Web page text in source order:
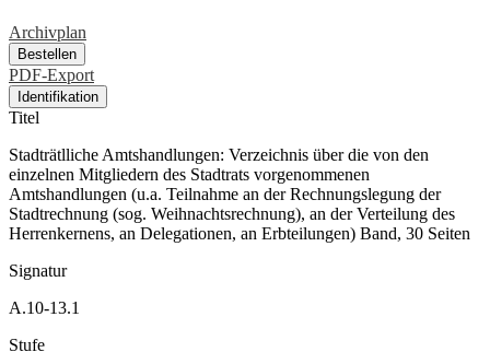
Archivplan
Bestellen
PDF-Export
Identifikation
Titel
Stadträtlliche Amtshandlungen: Verzeichnis über die von den
einzelnen Mitgliedern des Stadtrats vorgenommenen
Amtshandlungen (u.a. Teilnahme an der Rechnungslegung der
Stadtrechnung (sog. Weihnachtsrechnung), an der Verteilung des
Herrenkernens, an Delegationen, an Erbteilungen) Band, 30 Seiten
Signatur
A.10-13.1
Stufe